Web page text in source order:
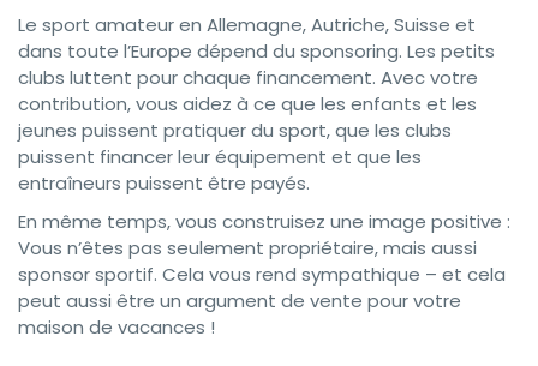
Le sport amateur en Allemagne, Autriche, Suisse et
dans toute l’Europe dépend du sponsoring. Les petits
clubs luttent pour chaque financement. Avec votre
contribution, vous aidez à ce que les enfants et les
jeunes puissent pratiquer du sport, que les clubs
puissent financer leur équipement et que les
entraîneurs puissent être payés.
En même temps, vous construisez une image positive :
Vous n’êtes pas seulement propriétaire, mais aussi
sponsor sportif. Cela vous rend sympathique – et cela
peut aussi être un argument de vente pour votre
maison de vacances !